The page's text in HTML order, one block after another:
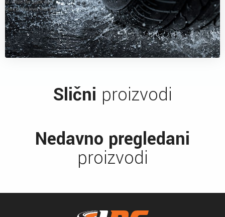
Slični proizvodi
Nedavno pregledani
proizvodi